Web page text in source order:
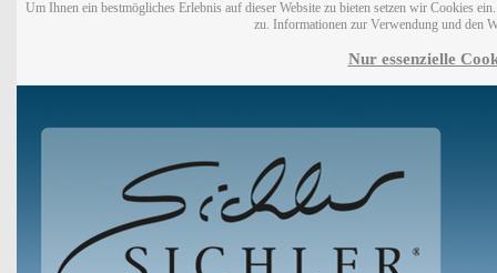
Um Ihnen ein bestmögliches Erlebnis auf dieser Website zu bieten setzen wir Cookies
zu. Informationen zur Verwendung und den
Nur essenzielle